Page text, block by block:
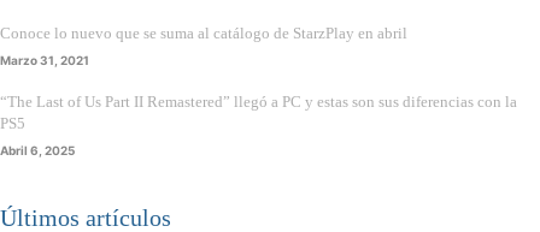
Conoce lo nuevo que se suma al catálogo de StarzPlay en abril
Marzo 31, 2021
“The Last of Us Part II Remastered” llegó a PC y estas son sus diferencias con la
PS5
Abril 6, 2025
Últimos artículos